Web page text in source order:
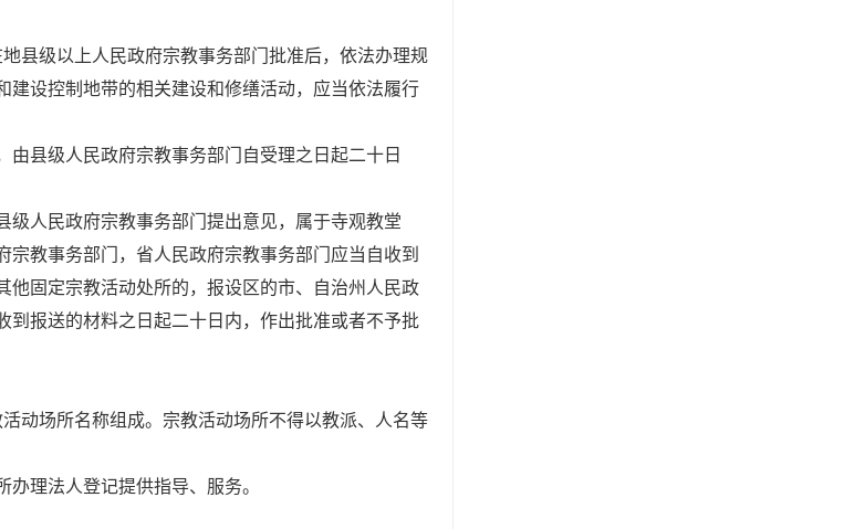
县级以上人民政府宗教事务部门批准后，依法办理规
设控制地带的相关建设和修缮活动，应当依法履行
县级人民政府宗教事务部门自受理之日起二十日
人民政府宗教事务部门提出意见，属于寺观教堂
教事务部门，省人民政府宗教事务部门应当自收到
固定宗教活动处所的，报设区的市、自治州人民政
报送的材料之日起二十日内，作出批准或者不予批
动场所名称组成。宗教活动场所不得以教派、人名等
理法人登记提供指导、服务。